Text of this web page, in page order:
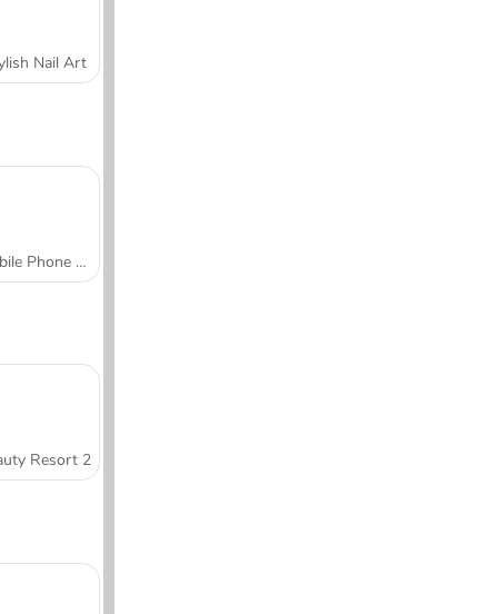
Nail Art
Mobile Phone Case Design & DIY
Resort 2